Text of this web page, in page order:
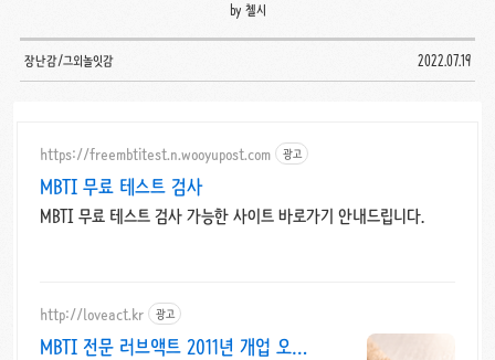
by 첼시
장난감/그외놀잇감 2022.07.19
https://freembtitest.n.wooyupost.com 광고
MBTI 무료 테스트 검사
MBTI 무료 테스트 검사 가능한 사이트 바로가기 안내드립니다.
http://loveact.kr 광고
MBTI 전문 러브액트 2011년 개업 오랜